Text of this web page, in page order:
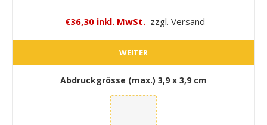
€36,30 inkl. MwSt. zzgl. Versand
WEITER
Abdruckgrösse (max.) 3,9 x 3,9 cm